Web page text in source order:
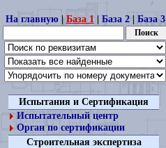
На главную| База 1| База 2| База 3
Испытания и Сертификация
Испытательный центр
Орган по сертификации
Строительная экспертиза